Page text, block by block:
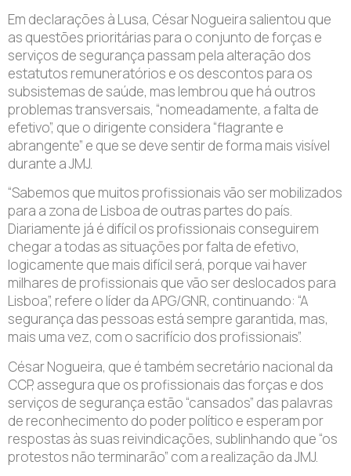
Em declarações à Lusa, César Nogueira salientou que
as questões prioritárias para o conjunto de forças e
serviços de segurança passam pela alteração dos
estatutos remuneratórios e os descontos para os
subsistemas de saúde, mas lembrou que há outros
problemas transversais, “nomeadamente, a falta de
efetivo”, que o dirigente considera “flagrante e
abrangente” e que se deve sentir de forma mais visível
durante a JMJ.
“Sabemos que muitos profissionais vão ser mobilizados
para a zona de Lisboa de outras partes do país.
Diariamente já é difícil os profissionais conseguirem
chegar a todas as situações por falta de efetivo,
logicamente que mais difícil será, porque vai haver
milhares de profissionais que vão ser deslocados para
Lisboa”, refere o líder da APG/GNR, continuando: “A
segurança das pessoas está sempre garantida, mas,
mais uma vez, com o sacrifício dos profissionais”.
César Nogueira, que é também secretário nacional da
CCP, assegura que os profissionais das forças e dos
serviços de segurança estão “cansados” das palavras
de reconhecimento do poder político e esperam por
respostas às suas reivindicações, sublinhando que “os
protestos não terminarão” com a realização da JMJ.